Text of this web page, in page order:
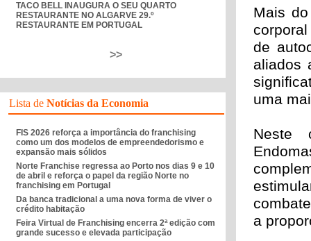
TACO BELL INAUGURA O SEU QUARTO
RESTAURANTE NO ALGARVE 29.º
RESTAURANTE EM PORTUGAL
>>
Lista de Notícias da Economia
FIS 2026 reforça a importância do franchising
como um dos modelos de empreendedorismo e
expansão mais sólidos
Norte Franchise regressa ao Porto nos dias 9 e 10
de abril e reforça o papel da região Norte no
franchising em Portugal
Da banca tradicional a uma nova forma de viver o
crédito habitação
Feira Virtual de Franchising encerra 2ª edição com
grande sucesso e elevada participação
Mais
de
aliados
uma
Neste
a